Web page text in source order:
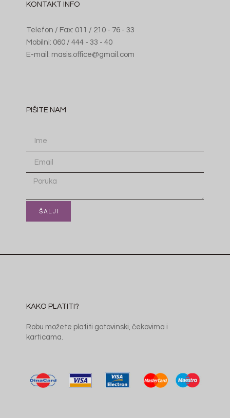
KONTAKT INFO
Telefon / Fax: 011 / 210 - 76 - 33
Mobilni: 060 / 444 - 33 - 40
E-mail: masis.office@gmail.com
PIŠITE NAM
ŠALJI
KAKO PLATITI?
Robu možete platiti gotovinski, čekovima i
karticama.